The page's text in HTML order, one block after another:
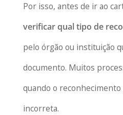
Por isso, antes de ir ao
verificar qual tipo de
pelo órgão ou instituição
documento. Muitos
quando o
incorreta.